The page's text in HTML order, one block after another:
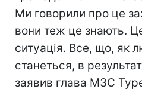
Ми говорили про це
вони теж це знають.
ситуація. Все, що, як
станеться, в
заявив глава МЗС